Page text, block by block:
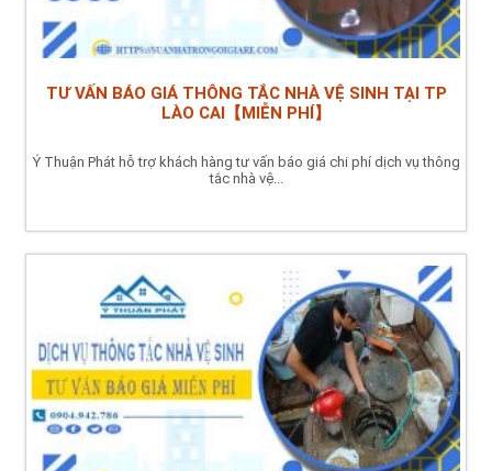
TƯ VẤN BÁO GIÁ THÔNG TẮC NHÀ VỆ SINH TẠI TP
LÀO CAI【MIỄN PHÍ】
Ý Thuận Phát hỗ trợ khách hàng tư vấn báo giá chi phí dịch vụ thông
tắc nhà vệ...